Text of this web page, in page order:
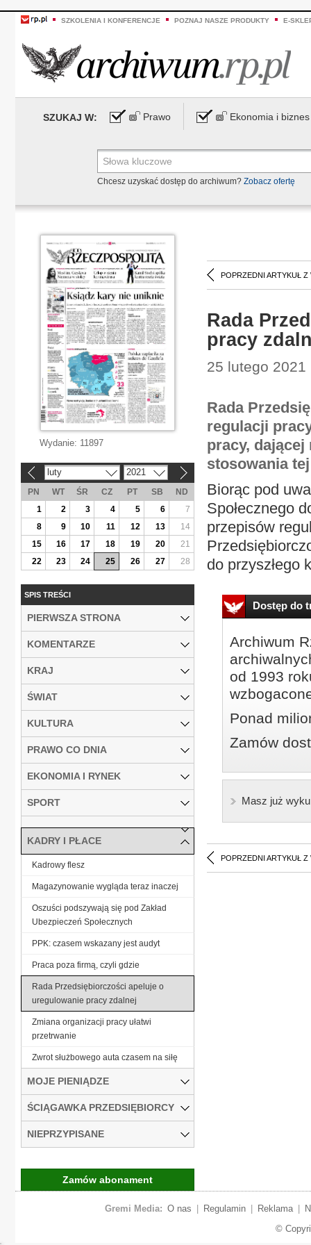
SZKOLENIA I KONFERENCJE POZNAJ NASZE PRODUKTY E-
SZUKAJ W: Prawo Ekonomia i biznes
Chcesz uzyskać dostęp do archiwum? Zobacz ofertę
POPRZEDNI ARTYKUŁ Z
Rada
pracy
25 lutego 2021
Rada
regulacji
pracy,
stosowania
Biorąc pod
Społecznego
przepisów
do przyszłego
Dostęp do
Archiwum
od 1993
Ponad
Zamów
Masz już
POPRZEDNI ARTYKUŁ Z
Wydanie: 11897
luty 2021
PN WT ŚR CZ PT SB
ND
1
2 3 4 5 6
7
8
9 10 11 12 13
14
15
16 17 18 19 20
21
22
23 24 25 26 27 28
SPIS TREŚCI
PIERWSZA STRONA
KOMENTARZE
KRAJ
ŚWIAT
KULTURA
PRAWO CO DNIA
EKONOMIA I RYNEK
SPORT
KADRY I PŁACE
Kadrowy flesz
Magazynowanie wygląda teraz inaczej
Oszuści podszywają się pod Zakład
Ubezpieczeń Społecznych
PPK: czasem wskazany jest audyt
Praca poza firmą, czyli gdzie
Rada Przedsiębiorczości apeluje o
uregulowanie pracy zdalnej
Zmiana organizacji pracy ułatwi
przetrwanie
Zwrot służbowego auta czasem na siłę
MOJE PIENIĄDZE
ŚCIĄGAWKA PRZEDSIĘBIORCY
NIEPRZYPISANE
Zamów abonament
Gremi Media: O nas Regulamin Reklama
©